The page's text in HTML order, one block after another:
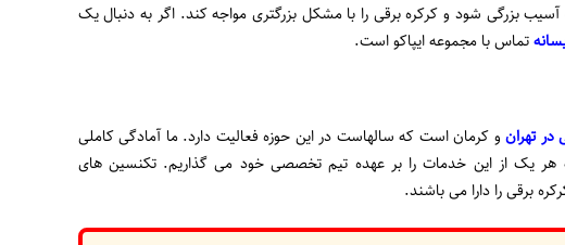
بزرگی شود و کرکره برقی را با مشکل بزرگتری مواجه کند. اگر به دنبال یک
تماس با مجموعه ایپاکو است.
در تهرانو کرمان است که سالهاست در این حوزه فعالیت دارد. ما آمادگی کاملی
هر یک از این خدمات را بر عهده تیم تخصصی خود می گذاریم. تکنسین های
برقی را دارا می باشند.